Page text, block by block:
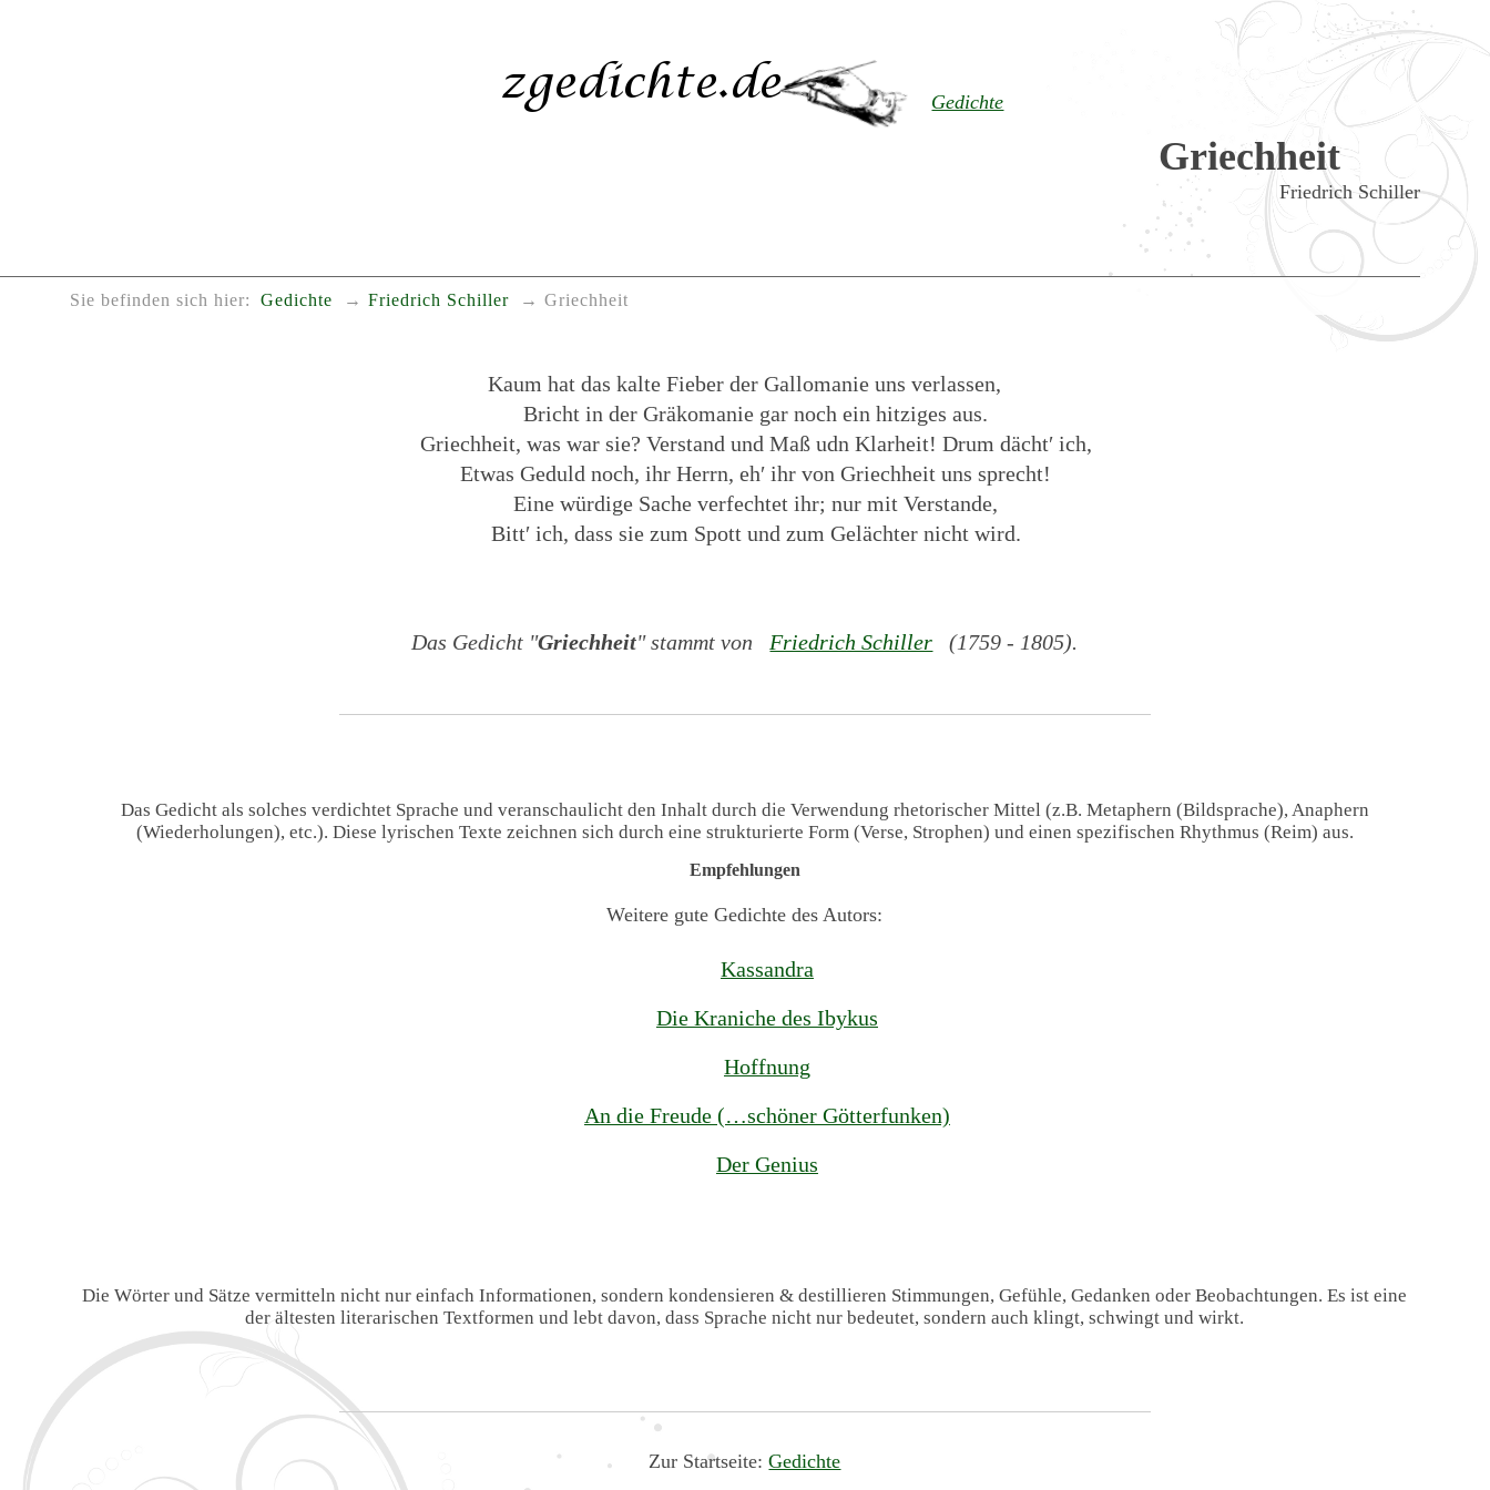
Gedichte
Griechheit
Friedrich Schiller
Sie befinden sich hier: Gedichte Friedrich Schiller Griechheit
Kaum hat das kalte Fieber der Gallomanie uns verlassen,
Bricht in der Gräkomanie gar noch ein hitziges aus.
Griechheit, was war sie? Verstand und Maß udn Klarheit! Drum dächt′ ich,
Etwas Geduld noch, ihr Herrn, eh′ ihr von Griechheit uns sprecht!
Eine würdige Sache verfechtet ihr; nur mit Verstande,
Bitt′ ich, dass sie zum Spott und zum Gelächter nicht wird.
Das Gedicht "Griechheit" stammt von Friedrich Schiller (1759 - 1805).
Das Gedicht als solches verdichtet Sprache und veranschaulicht den Inhalt durch die Verwendung rhetorischer Mittel (z.B. Metaphern (Bildsprache), Anaphern
(Wiederholungen), etc.). Diese lyrischen Texte zeichnen sich durch eine strukturierte Form (Verse, Strophen) und einen spezifischen Rhythmus (Reim) aus.
Empfehlungen
Weitere gute Gedichte des Autors:
Kassandra
Die Kraniche des Ibykus
Hoffnung
An die Freude (…schöner Götterfunken)
Der Genius
Die Wörter und Sätze vermitteln nicht nur einfach Informationen, sondern kondensieren & destillieren Stimmungen, Gefühle, Gedanken oder Beobachtungen. Es ist eine
der ältesten literarischen Textformen und lebt davon, dass Sprache nicht nur bedeutet, sondern auch klingt, schwingt und wirkt.
Zur Startseite:Gedichte